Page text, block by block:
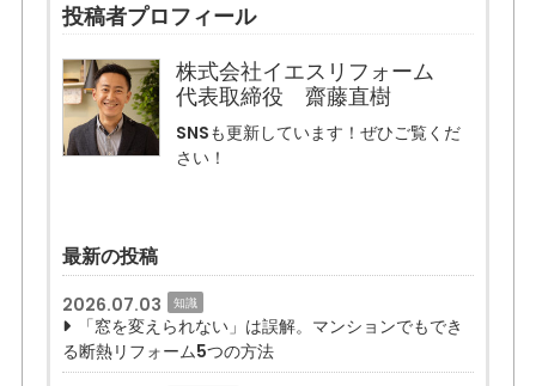
投稿者プロフィール
株式会社イエスリフォーム
代表取締役 齋藤直樹
SNSも更新しています！ぜひご覧くだ
さい！
最新の投稿
2026.07.03 知識
「窓を変えられない」は誤解。マンションでもでき
る断熱リフォーム5つの方法